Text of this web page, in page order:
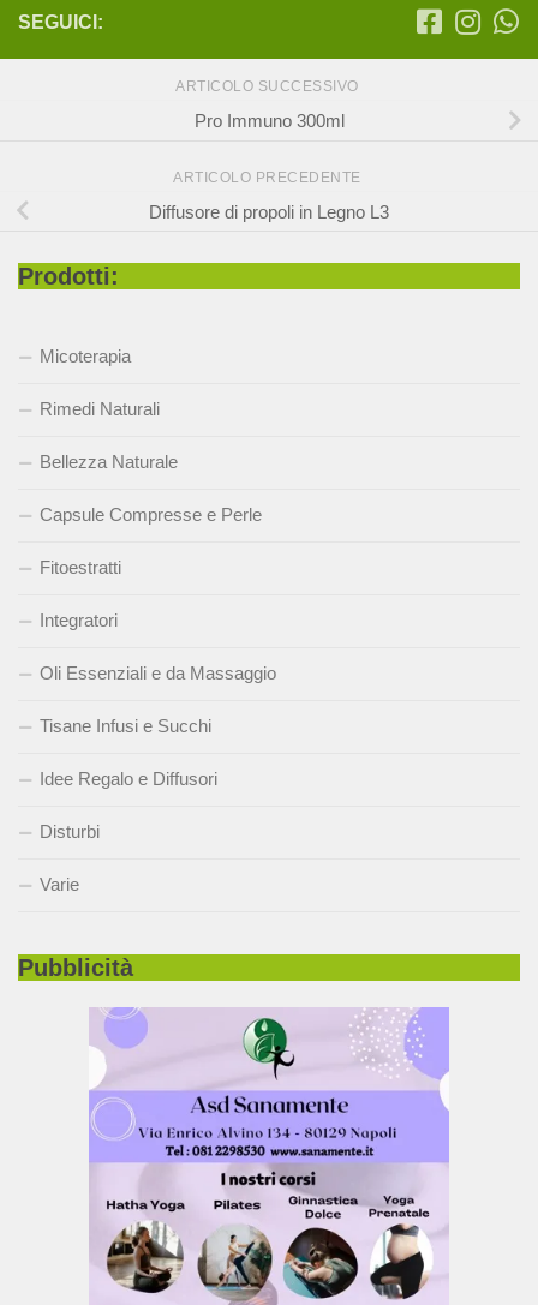
SEGUICI:
ARTICOLO SUCCESSIVO
Pro Immuno 300ml
ARTICOLO PRECEDENTE
Diffusore di propoli in Legno L3
Prodotti:
Micoterapia
Rimedi Naturali
Bellezza Naturale
Capsule Compresse e Perle
Fitoestratti
Integratori
Oli Essenziali e da Massaggio
Tisane Infusi e Succhi
Idee Regalo e Diffusori
Disturbi
Varie
Pubblicità